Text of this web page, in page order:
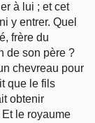
à lui ; et cet
y entrer. Quel
frère du
de son père ?
chevreau pour
que le fils
obtenir
Et le royaume